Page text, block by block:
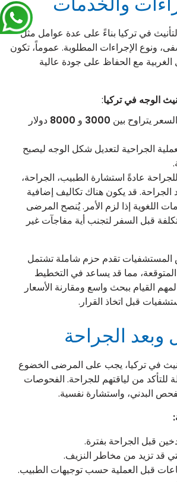
في تركيا بناءً على عدة عوامل مثل
ونوع الإجراءات المطلوبة. عموماً، تكون
الغربية مع الحفاظ على جودة عالية
الوجه في تركيا:
يتراوح بين 3000 و 8000 دولار
الجراحية لتعديل شكل الوجه ليصبح
عادةً استشارة الطبيب، الجراحة،
الجراحة. قد يكون هناك تكاليف إضافية
اللغوية إذا لزم الأمر. يُنصح المرضى
قبل السفر لتجنب أية مفاجآت غير
المستشفيات تقدم حزم شاملة تشتمل
مما قد يساعد في التخطيط
القيام ببحث واسع ومقارنة الأسعار
قبل اتخاذ القرار.
وبعد الجراحة
في تركيا، يجب على المرضى الخضوع
من لياقتهم للجراحة. الفحوصات
البدني، واستشارة نفسية.
قبل الجراحة بفترة.
قد تزيد من مخاطر النزيف.
قبل العملية حسب توجيهات الطبيب.